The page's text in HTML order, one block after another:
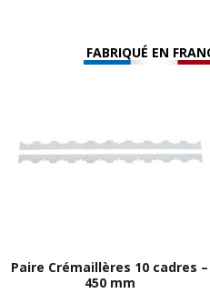
FABRIQUÉ EN
Paire Crémaillères 10 cadres –
450 mm